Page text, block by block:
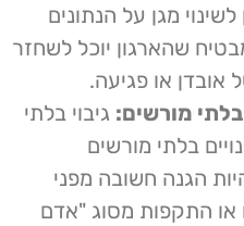
לשינוי מגן על הנתונים
שהארגון יוכל לשחזר
או פגיעה.
בלתי מורשים: גיבוי בלתי
בלתי מורשים
הגנה חשובה מפני
או התקפות מסוג "אדם